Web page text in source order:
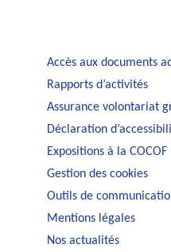
Accès aux documents
Rapports d’activités
Assurance volontariat
Déclaration
Expositions à la COCOF
Gestion des cookies
Outils de
Mentions légales
Nos actualités